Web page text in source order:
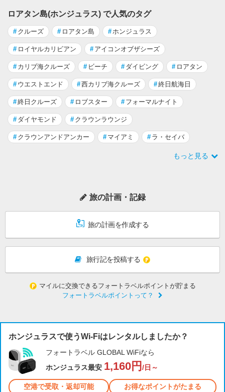
ロアタン島(ホンジュラス) で人気のタグ
# クルーズ # ロアタン島 # ホンジュラス
# ロイヤルカリビアン # アイコンオブザシーズ
# カリブ海クルーズ # ビーチ # ダイビング # ロアタン
# ウエストエンド #西カリブ海クルーズ #終日航海日
#終日クルーズ # ロブスター # フォーマルナイト
# ダイヤモンド # クラウンラウンジ
# クラウンアンドアンカー # マイアミ # ラ・セイバ
もっと見る
旅の計画・記録
旅の計画を作成する
旅行記を投稿する
マイルに交換できるフォートラベルポイントが貯まる
フォートラベルポイントって？
ホンジュラスで使うWi-Fiはレンタルしましたか？
フォートラベル GLOBAL WiFiなら
ホンジュラス最安 1,160円 /日～
空港で受取・返却可能 お得なポイントがたまる